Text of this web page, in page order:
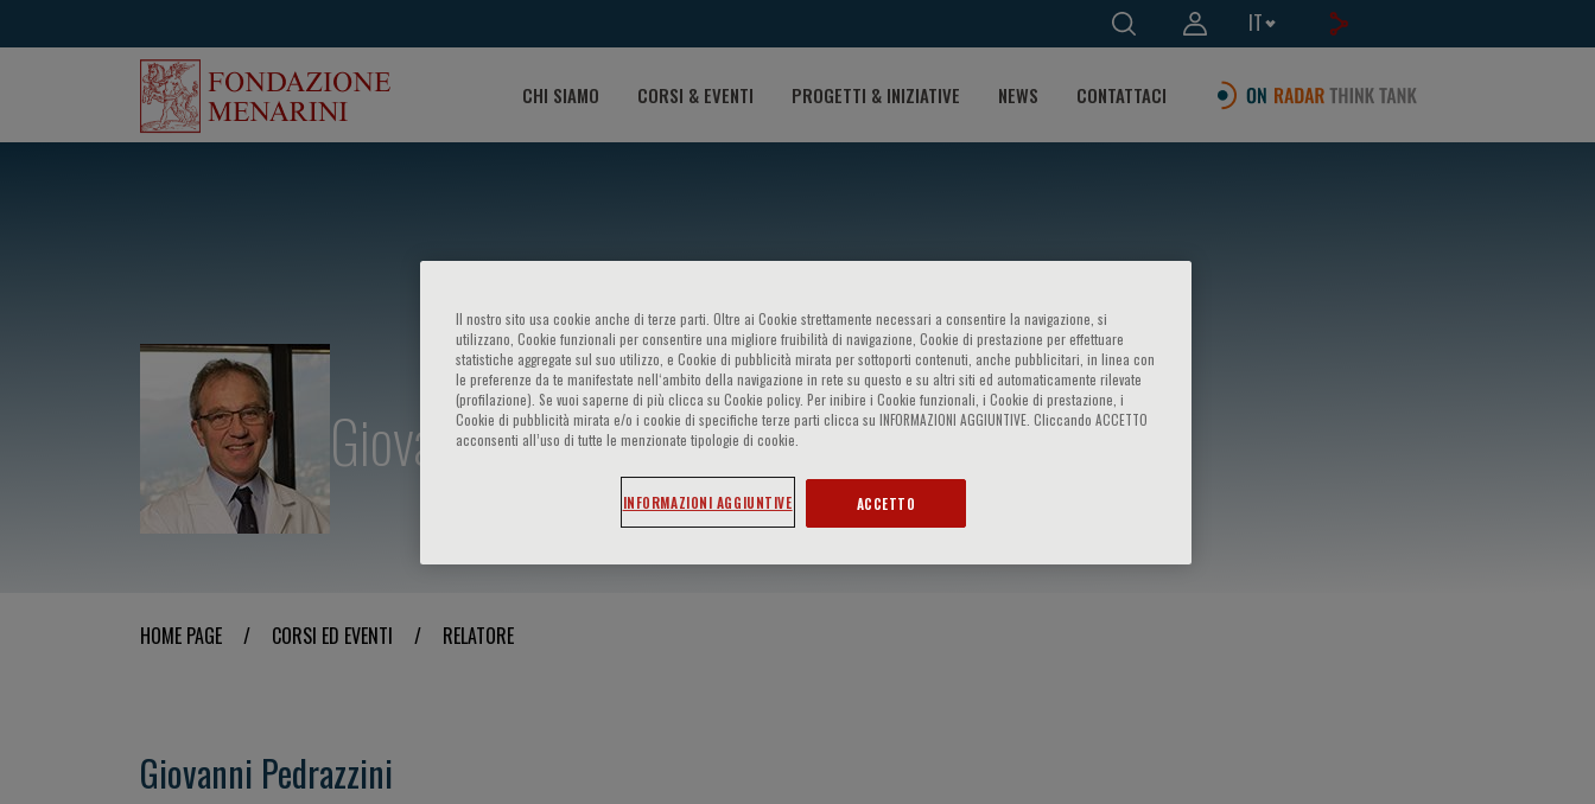
IT
CHI SIAMO CORSI & EVENTI PROGETTI & INIZIATIVE NEWS CONTATTACI
Giovanni Pedrazzini
HOME PAGE / CORSI ED EVENTI / RELATORE
Giovanni Pedrazzini
Il nostro sito usa cookie anche di terze parti. Oltre ai Cookie strettamente necessari a consentire la navigazione, si
utilizzano, Cookie funzionali per consentire una migliore fruibilità di navigazione, Cookie di prestazione per effettuare
statistiche aggregate sul suo utilizzo, e Cookie di pubblicità mirata per sottoporti contenuti, anche pubblicitari, in linea con
le preferenze da te manifestate nell‘ambito della navigazione in rete su questo e su altri siti ed automaticamente rilevate
(profilazione). Se vuoi saperne di più clicca su Cookie policy. Per inibire i Cookie funzionali, i Cookie di prestazione, i
Cookie di pubblicità mirata e/o i cookie di specifiche terze parti clicca su INFORMAZIONI AGGIUNTIVE. Cliccando ACCETTO
acconsenti all’uso di tutte le menzionate tipologie di cookie.
INFORMAZIONI AGGIUNTIVE ACCETTO